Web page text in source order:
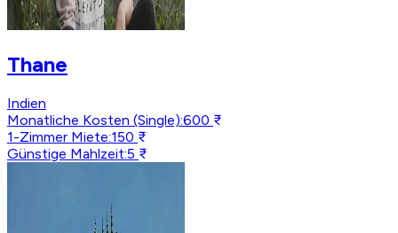
Thane
Indien
Monatliche Kosten (Single):600 ₹
1-Zimmer Miete:150 ₹
Günstige Mahlzeit:5 ₹